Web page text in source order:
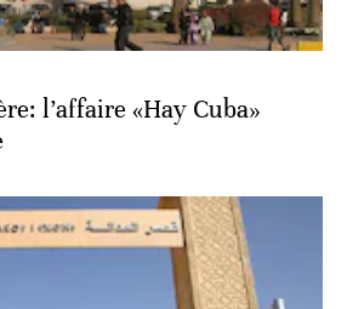
l’affaire «Hay Cuba»